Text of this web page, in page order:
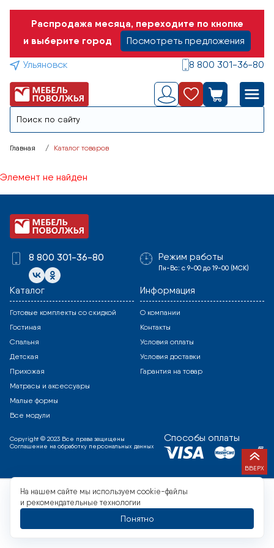
Распродажа месяца, переходите по кнопке
и выберите город
Посмотреть предложения
Ульяновск 8 800 301-36-80
Главная Каталог товаров
Элемент не найден
8 800 301-36-80 Режим работы
Пн-Вс: с 9-00 до 19-00 (МСК)
Каталог
Готовые комплекты со скидкой
Гостиная
Спальня
Детская
Прихожая
Матрасы и аксессуары
Малые формы
Все модули
Информация
О компании
Контакты
Условия оплаты
Условия доставки
Гарантия на товар
Copyright © 2023 Все права защищены
Соглашение на обработку персональных данных
Способы оплаты
ВВЕРХ
На нашем сайте мы используем cookie-файлы
и рекомендательные технологии
Понятно